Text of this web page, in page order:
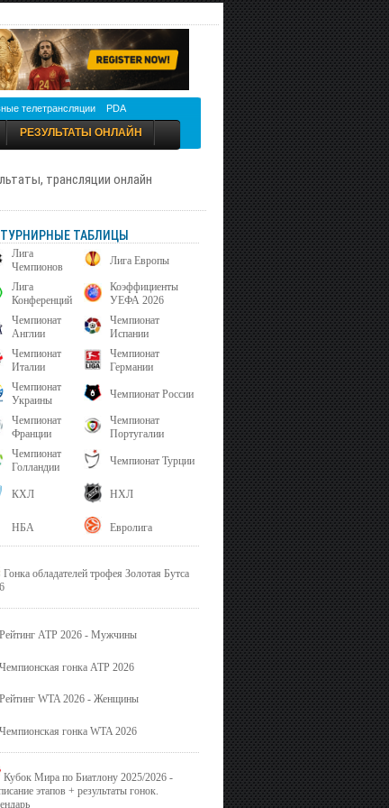
телетрансляции PDA
РЕЗУЛЬТАТЫ ОНЛАЙН
трансляции онлайн
ТУРНИРНЫЕ ТАБЛИЦЫ
Лига
Чемпионов
Лига Европы
Лига
Конференций
Коэффициенты
УЕФА 2026
Чемпионат
Англии
Чемпионат
Испании
Чемпионат
Италии
Чемпионат
Германии
Чемпионат
Украины
Чемпионат России
Чемпионат
Франции
Чемпионат
Португалии
Чемпионат
Голландии
Чемпионат Турции
КХЛ НХЛ
НБА Евролига
Гонка обладателей трофея Золотая Бутса
Рейтинг ATP 2026 - Мужчины
Чемпионская гонка ATP 2026
Рейтинг WTA 2026 - Женщины
Чемпионская гонка WTA 2026
Кубок Мира по Биатлону 2025/2026 -
этапов + результаты гонок.